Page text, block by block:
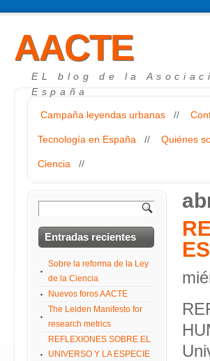
AACTE
EL blog de la
España
Campaña leyendas urbanas //
Tecnología en España // Quiénes
Ciencia //
Entradas recientes
Sobre la reforma de la Ley
de la Ciencia
Nuevos foros AACTE
The Leiden Manifesto for
research metrics
REFLEXIONES SOBRE EL
UNIVERSO Y LA ESPECIE